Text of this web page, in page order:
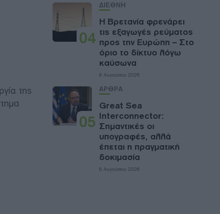
της
04
ΔΙΕΘΝΗ
Η Βρετανία φρενάρει
τις εξαγωγές ρεύματος
προς την Ευρώπη – Στο
όριο το δίκτυο λόγω
καύσωνα
8 Αυγούστου 2026
05
ΑΡΘΡΑ
Great Sea
Interconnector:
Σημαντικές οι
υπογραφές, αλλά
έπεται η πραγματική
δοκιμασία
8 Αυγούστου 2026